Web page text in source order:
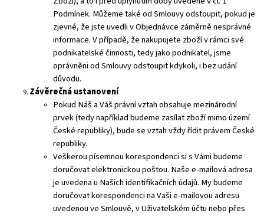
Podmínek. Můžeme také od Smlouvy odstoupit, pokud je
zjevné, že jste uvedli v Objednávce záměrně nesprávné
informace. V případě, že nakupujete zboží v rámci své
podnikatelské činnosti, tedy jako podnikatel, jsme
oprávněni od Smlouvy odstoupit kdykoli, i bez udání
důvodu.
Závěrečná ustanovení
Pokud Náš a Váš právní vztah obsahuje mezinárodní
prvek (tedy například budeme zasílat zboží mimo území
České republiky), bude se vztah vždy řídit právem České
republiky.
Veškerou písemnou korespondenci si s Vámi budeme
doručovat elektronickou poštou. Naše e-mailová adresa
je uvedena u Našich identifikačních údajů. My budeme
doručovat korespondenci na Vaši e-mailovou adresu
uvedenou ve Smlouvě, v Uživatelském účtu nebo přes